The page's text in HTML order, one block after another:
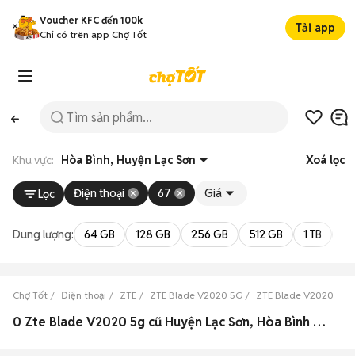
Voucher KFC đến 100k
Chỉ có trên app Chợ Tốt
Tải app
Khu vực: Hòa Bình, Huyện Lạc Sơn Xoá lọc
Lọc Điện thoại 67 Giá
Dung lượng: 64 GB 128 GB 256 GB 512 GB 1 TB
Chợ Tốt Điện thoại ZTE ZTE Blade V2020 5G ZTE Blade V2020 5G
0 Zte Blade V2020 5g cũ Huyện Lạc Sơn, Hòa Bình đẹp